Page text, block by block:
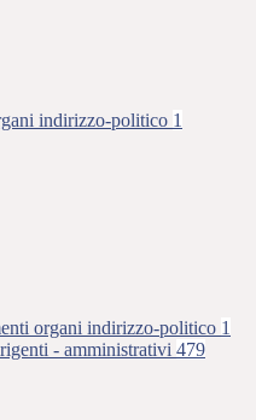
indirizzo-politico 1
organi indirizzo-politico 1
- amministrativi 479